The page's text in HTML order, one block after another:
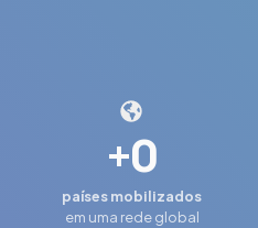
+0
países mobilizados
em uma rede global